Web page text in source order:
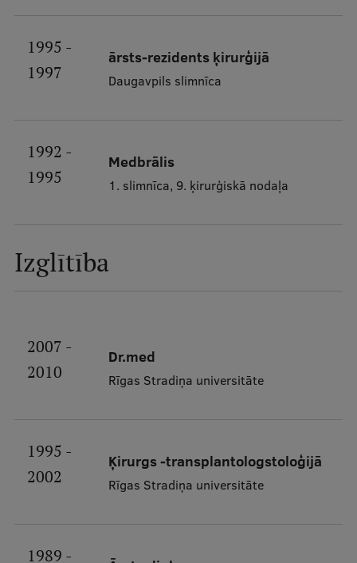
RSU fonds
Aula
Ģerbonis
Projekti
Ilgtspējīga attīstība
Suvenīri un grāmatas
Ētikas un līdztiesības mācības
Sagatavošanas kursi
1995 -
1997
ārsts-rezidents ķirurģijā
Daugavpils slimnīca
1992 -
1995
Medbrālis
1. slimnīca, 9. ķirurģiskā nodaļa
Izglītība
2007 -
2010
Dr.med
Rīgas Stradiņa universitāte
1995 -
2002
Ķirurgs -transplantologstoloģijā
Rīgas Stradiņa universitāte
1989 -